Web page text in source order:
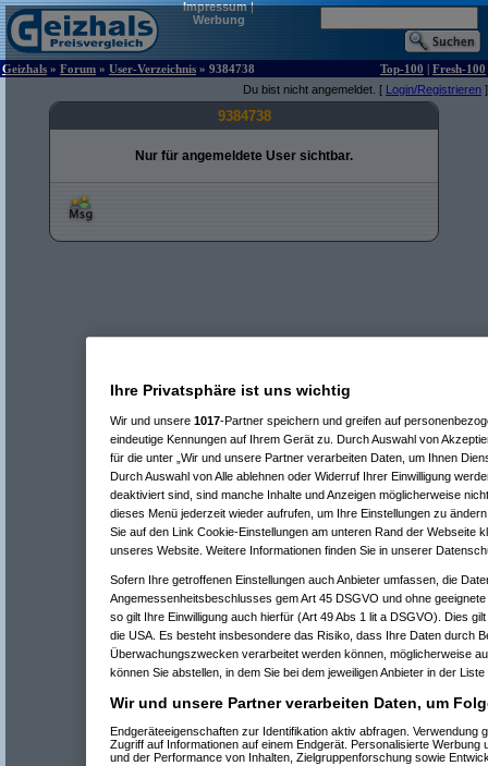
Impressum|
Werbung
Geizhals » Forum » User-Verzeichnis » 9384738 Top-100 | Fresh-100
Du bist nicht angemeldet. [ Login/Registrieren ]
9384738
Nur für angemeldete User sichtbar.
Ihre Privatsphäre ist uns wichtig
Wir und unsere 1017-Partner speichern und greifen auf
eindeutige Kennungen auf Ihrem Gerät zu. Durch Auswahl von
für die unter „Wir und unsere Partner verarbeiten Daten, um Ihnen
Durch Auswahl von Alle ablehnen oder Widerruf Ihrer Einwilligung
deaktiviert sind, sind manche Inhalte und Anzeigen möglicherweise
dieses Menü jederzeit wieder aufrufen, um Ihre Einstellungen zu
Sie auf den Link Cookie-Einstellungen am unteren Rand der Webseite
unseres Website. Weitere Informationen finden Sie in unserer
Sofern Ihre getroffenen Einstellungen auch Anbieter umfassen, die
Angemessenheitsbeschlusses gem Art 45 DSGVO und ohne
so gilt Ihre Einwilligung auch hierfür (Art 49 Abs 1 lit a DSGVO). Dies
die USA. Es besteht insbesondere das Risiko, dass Ihre Daten durch
Überwachungszwecken verarbeitet werden können, möglicherweise
können Sie abstellen, in dem Sie bei dem jeweiligen Anbieter in der
Wir und unsere Partner verarbeiten Daten, um
Endgeräteeigenschaften zur Identifikation aktiv abfragen. Verwendung
Zugriff auf Informationen auf einem Endgerät. Personalisierte Werbung
und der Performance von Inhalten, Zielgruppenforschung sowie